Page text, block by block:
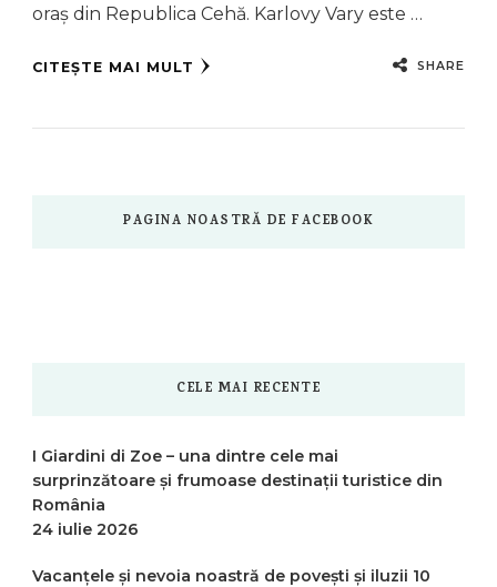
oraș din Republica Cehă. Karlovy Vary este …
CITEȘTE MAI MULT SHARE
PAGINA NOASTRĂ DE FACEBOOK
CELE MAI RECENTE
I Giardini di Zoe – una dintre cele mai
surprinzătoare și frumoase destinații turistice din
România
24 iulie 2026
Vacanțele și nevoia noastră de povești și iluzii 10